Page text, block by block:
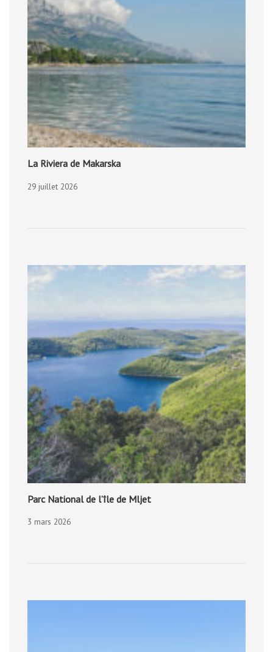
La Riviera de Makarska
29 juillet 2026
Parc National de l’île de Mljet
3 mars 2026